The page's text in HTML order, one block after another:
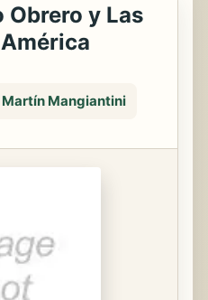
Obrero y Las
Martín Mangiantini